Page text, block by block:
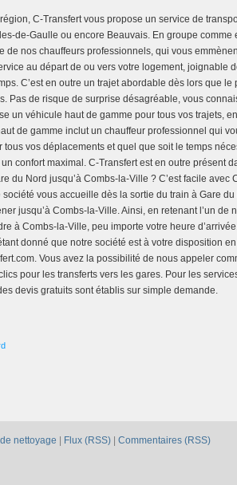
C-Transfert vous propose un service de
de-Gaulle ou encore Beauvais. En groupe comme
de nos chauffeurs professionnels, qui vous
au départ de ou vers votre logement, joignable
C’est en outre un trajet abordable dès lors que le
Pas de risque de surprise désagréable, vous
un véhicule haut de gamme pour tous vos trajets,
de gamme inclut un chauffeur professionnel qui
tous vos déplacements et quel que soit le temps
confort maximal. C-Transfert est en outre présent
du Nord jusqu’à Combs-la-Ville ? C’est facile avec
vous accueille dès la sortie du train à Gare du
jusqu’à Combs-la-Ville. Ainsi, en retenant l’un de
à Combs-la-Ville, peu importe votre heure
donné que notre société est à votre disposition
Vous avez la possibilité de nous appeler
pour les transferts vers les gares. Pour les
devis gratuits sont établis sur simple demande.
nettoyage Flux (RSS) Commentaires (RSS)